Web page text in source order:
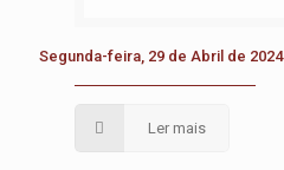
Segunda-feira, 29 de Abril de 2024
Ler mais